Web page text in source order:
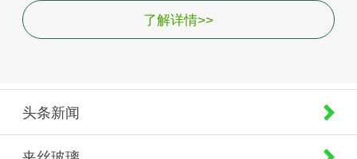
了解详情>>
头条新闻